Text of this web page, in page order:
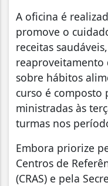
A oficina é
promove o
receitas
reaproveitamento
sobre hábitos
curso é composto
ministradas às
turmas nos
Embora priorize
Centros de
(CRAS) e pela